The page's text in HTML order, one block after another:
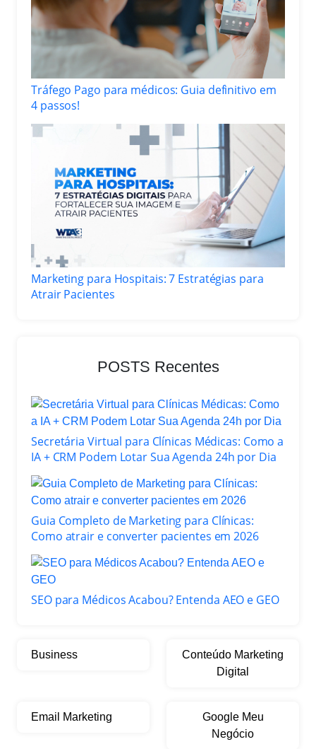
Tráfego Pago para médicos: Guia definitivo em
4 passos!
Marketing para Hospitais: 7 Estratégias para
Atrair Pacientes
POSTS Recentes
Secretária Virtual para Clínicas Médicas: Como a
IA + CRM Podem Lotar Sua Agenda 24h por Dia
Guia Completo de Marketing para Clínicas:
Como atrair e converter pacientes em 2026
SEO para Médicos Acabou? Entenda AEO e GEO
Business
Conteúdo Marketing
Digital
Email Marketing
Google Meu
Negócio